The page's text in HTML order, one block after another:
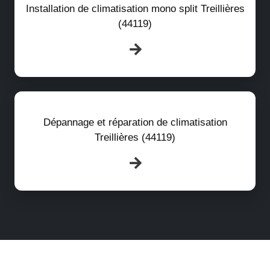
Installation de climatisation mono split Treillières
(44119)
Dépannage et réparation de climatisation
Treillières (44119)